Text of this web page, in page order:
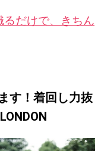
だけで、きちん
す！着回し力抜